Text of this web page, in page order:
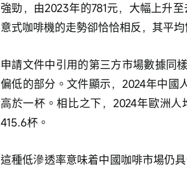
強勁，由2023年的781元，大幅上升
意式咖啡機的走勢卻恰恰相反，其平
申請文件中引用的第三方市場數據同
偏低的部分。文件顯示，2024年中國
高於一杯。相比之下，2024年歐洲
415.6杯。
這種低滲透率意味着中國咖啡市場仍